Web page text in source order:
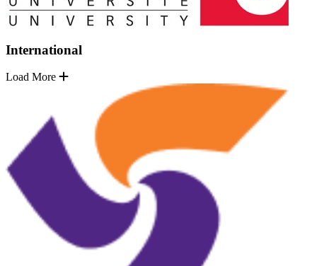
International
Load More